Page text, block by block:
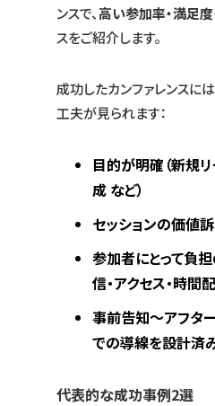
ンスで、高い参加率・満足
スをご紹介します。
成功したカンファレンスに
工夫が見られます：
目的が明確（新規
成 など）
セッションの価値
参加者にとって負
信・アクセス・時間配
事前告知〜アフタ
での導線を設計済
代表的な成功事例2選